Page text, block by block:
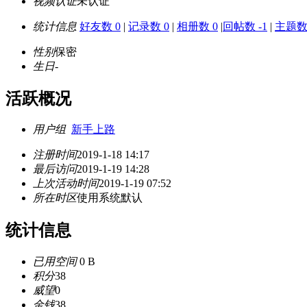
统计信息 好友数 0 | 记录数 0 | 相册数 0 |回帖数 -1 | 主题
性别保密
生日-
活跃概况
用户组 新手上路
注册时间2019-1-18 14:17
最后访问2019-1-19 14:28
上次活动时间2019-1-19 07:52
所在时区使用系统默认
统计信息
已用空间0 B
积分38
威望0